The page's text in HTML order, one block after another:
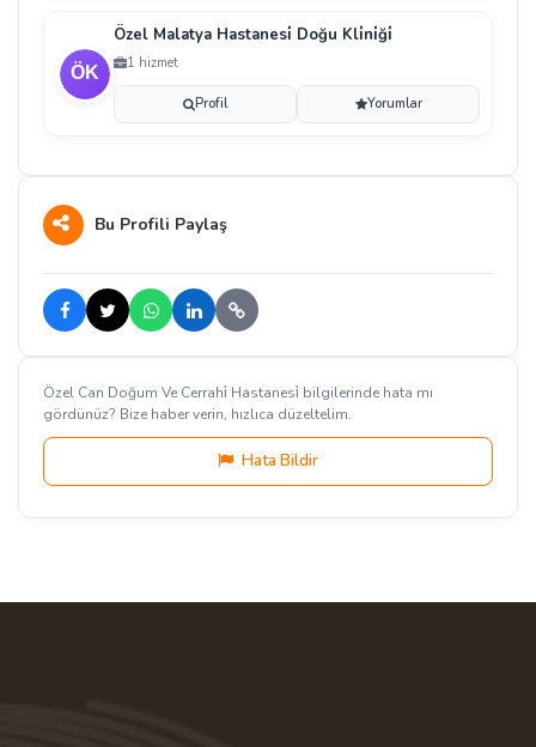
Özel Malatya Hastanesi̇ Doğu Kli̇ni̇ği̇
1 hizmet
Profil Yorumlar
Bu Profili Paylaş
Özel Can Doğum Ve Cerrahi̇ Hastanesi̇ bilgilerinde hata mı
gördünüz? Bize haber verin, hızlıca düzeltelim.
Hata Bildir